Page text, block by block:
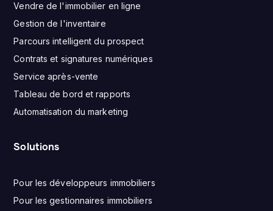
Vendre de l'immobilier en ligne
Gestion de l'inventaire
Parcours intelligent du prospect
Contrats et signatures numériques
Service après-vente
Tableau de bord et rapports
Automatisation du marketing
Solutions
Pour les développeurs immobiliers
Pour les gestionnaires immobiliers